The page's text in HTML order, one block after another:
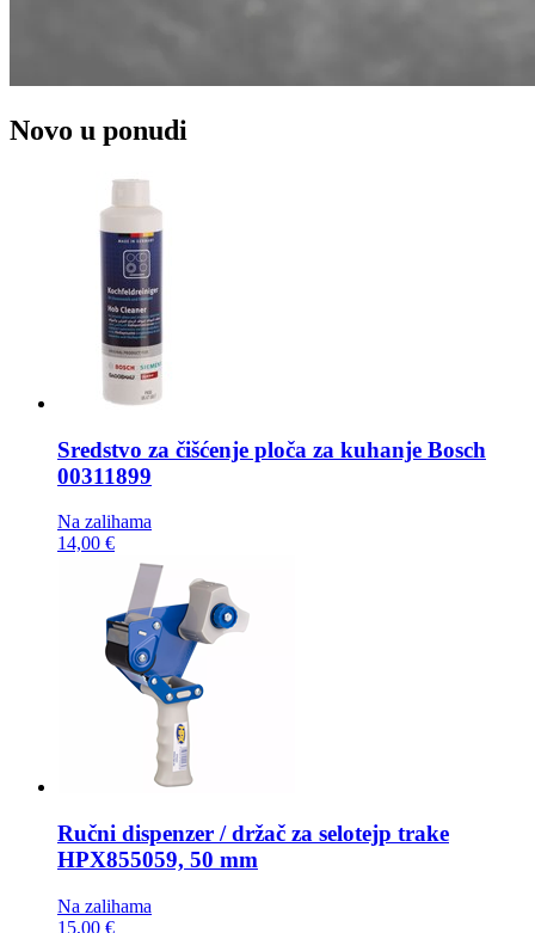
Novo u ponudi
Sredstvo za čišćenje ploča za kuhanje Bosch
00311899
Na zalihama
14,00 €
Ručni dispenzer / držač za selotejp trake
HPX855059, 50 mm
Na zalihama
15,00 €